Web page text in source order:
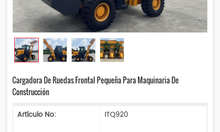
Cargadora De Ruedas Frontal Pequeña Para Maquinaria De
Construcción
Artículo No:
ITQ920